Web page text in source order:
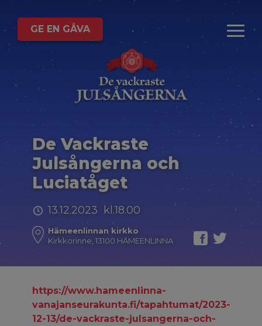
GE EN GÅVA
De Vackraste
Julsångerna och
Luciatåget
13.12.2023 kl.18.00
Hämeenlinnan kirkko
Kirkkorinne, 13100 HÄMEENLINNA
https://www.hameenlinna-
vanajanseurakunta.fi/tapahtumat/2023-
12-13/de-vackraste-julsangerna-och-